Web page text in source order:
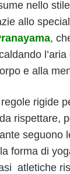
nello
allo
,
l’aria
e alla
rigide
rispettare,
seguono
forma di
atletiche